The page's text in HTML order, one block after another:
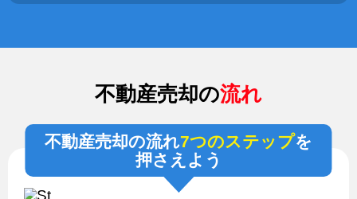
不動産売却の流れ
不動産売却の流れ7つのステップを
押さえよう